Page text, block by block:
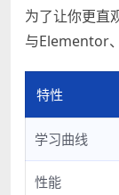
为了让你更直
与Elementor
特性
学习曲线
性能